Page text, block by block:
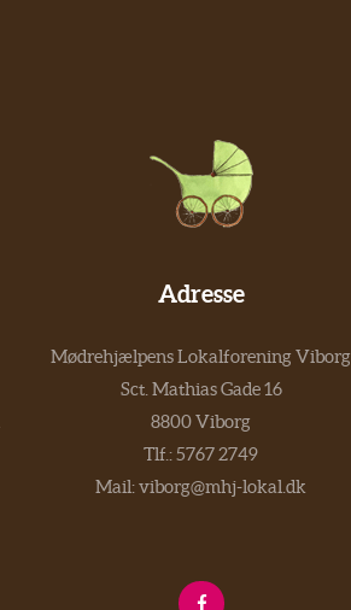
Adresse
Mødrehjælpens Lokalforening Viborg
Sct. Mathias Gade 16
8800 Viborg
Tlf.:5767 2749
Mail:viborg@mhj-lokal.dk